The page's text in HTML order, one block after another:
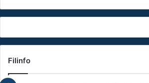
Filinfo